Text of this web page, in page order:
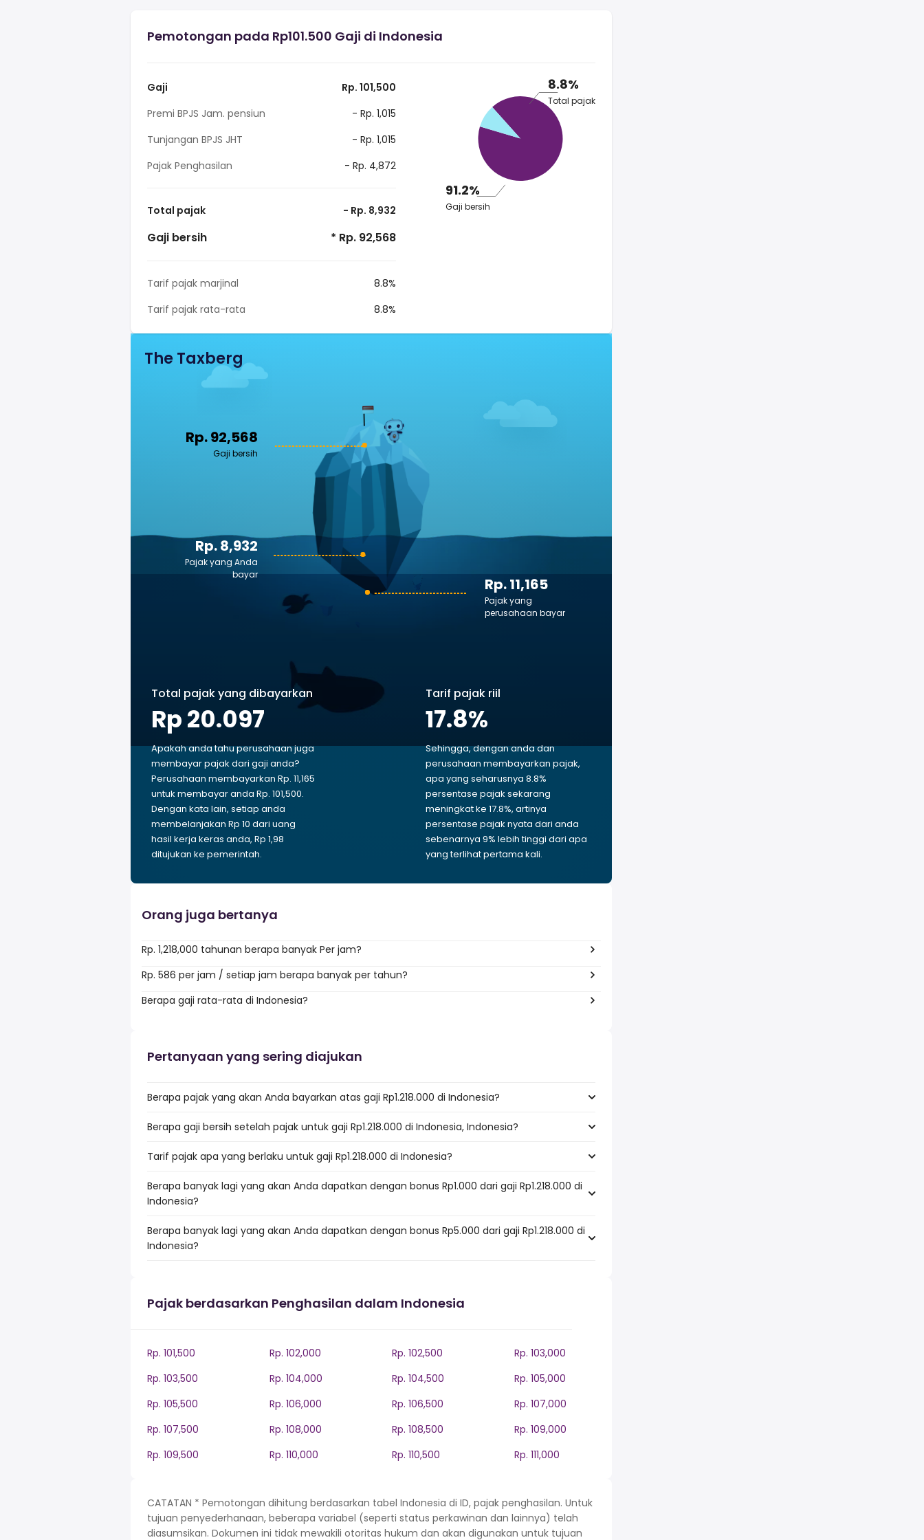
Pemotongan pada Rp101.500 Gaji di Indonesia
Gaji
Rp. 101,500
Premi BPJS Jam. pensiun
- Rp. 1,015
Tunjangan BPJS JHT
- Rp. 1,015
Pajak Penghasilan
- Rp. 4,872
Total pajak - Rp. 8,932
Gaji bersih * Rp. 92,568
Tarif pajak marjinal
8.8%
Tarif pajak rata-rata
8.8%
8.8%
Total pajak
91.2%
Gaji bersih
The Taxberg
Rp. 92,568
Gaji bersih
Rp. 11,165
Pajak yang
perusahaan bayar
Rp. 8,932
Pajak yang Anda
bayar
Total pajak yang dibayarkan
Rp 20.097
Apakah anda tahu perusahaan juga
membayar pajak dari gaji anda?
Perusahaan membayarkan Rp. 11,165
untuk membayar anda Rp. 101,500.
Dengan kata lain, setiap anda
membelanjakan Rp 10 dari uang
hasil kerja keras anda, Rp 1,98
ditujukan ke pemerintah.
Tarif pajak riil
17.8%
Sehingga, dengan anda dan
perusahaan membayarkan pajak,
apa yang seharusnya 8.8%
persentase pajak sekarang
meningkat ke 17.8%, artinya
persentase pajak nyata dari anda
sebenarnya 9% lebih tinggi dari apa
yang terlihat pertama kali.
Orang juga bertanya
Rp. 1,218,000 tahunan berapa banyak Per jam?
Rp. 586 per jam / setiap jam berapa banyak per tahun?
Berapa gaji rata-rata di Indonesia?
Pertanyaan yang sering diajukan
Berapa pajak yang akan Anda bayarkan atas gaji Rp1.218.000 di Indonesia?
Berapa gaji bersih setelah pajak untuk gaji Rp1.218.000 di Indonesia, Indonesia?
Tarif pajak apa yang berlaku untuk gaji Rp1.218.000 di Indonesia?
Berapa banyak lagi yang akan Anda dapatkan dengan bonus Rp1.000 dari gaji Rp1.218.000 di
Indonesia?
Berapa banyak lagi yang akan Anda dapatkan dengan bonus Rp5.000 dari gaji Rp1.218.000 di
Indonesia?
Pajak berdasarkan Penghasilan dalam Indonesia
Rp. 101,500 Rp. 102,000 Rp. 102,500
Rp. 103,000
Rp. 103,500
Rp. 104,000 Rp. 104,500
Rp. 105,000
Rp. 105,500
Rp. 106,000 Rp. 106,500
Rp. 107,000
Rp. 107,500
Rp. 108,000 Rp. 108,500
Rp. 109,000
Rp. 109,500
Rp. 110,000 Rp. 110,500 Rp. 111,000
CATATAN * Pemotongan dihitung berdasarkan tabel Indonesia di ID, pajak penghasilan. Untuk
tujuan penyederhanaan, beberapa variabel (seperti status perkawinan dan lainnya) telah
diasumsikan. Dokumen ini tidak mewakili otoritas hukum dan akan digunakan untuk tujuan